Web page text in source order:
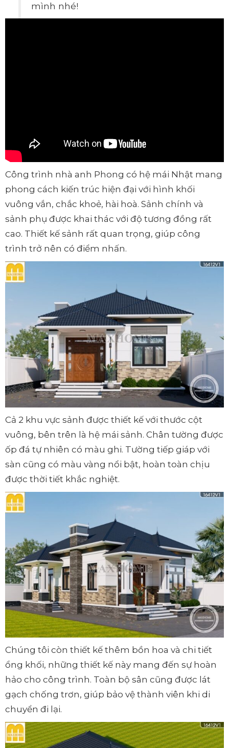
mình nhé!
Công trình nhà anh Phong có hệ mái Nhật mang
phong cách kiến trúc hiện đại với hình khối
vuông vắn, chắc khoẻ, hài hoà. Sảnh chính và
sảnh phụ được khai thác với độ tương đồng rất
cao. Thiết kế sảnh rất quan trọng, giúp công
trình trở nên có điểm nhấn.
Cả 2 khu vực sảnh được thiết kế với thước cột
vuông, bên trên là hệ mái sảnh. Chân tường được
ốp đá tự nhiên có màu ghi. Tường tiếp giáp với
sàn cũng có màu vàng nổi bật, hoàn toàn chịu
được thời tiết khắc nghiệt.
Chúng tôi còn thiết kế thêm bồn hoa và chi tiết
ổng khối, những thiết kế này mang đến sự hoàn
hảo cho công trình. Toàn bộ sân cũng được lát
gạch chống trơn, giúp bảo vệ thành viên khi di
chuyển đi lại.